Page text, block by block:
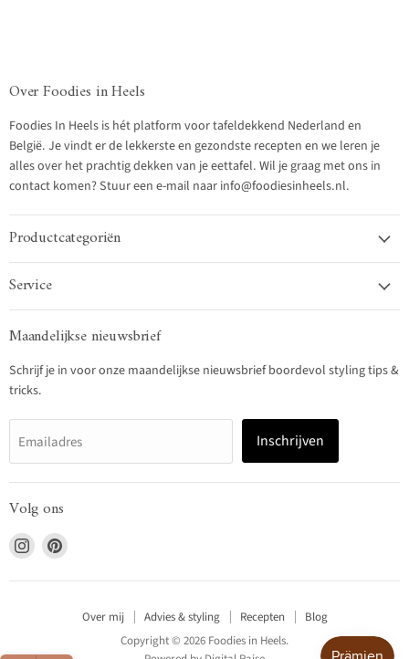
Over Foodies in Heels
Foodies In Heels is hét platform voor tafeldekkend Nederland en
België. Je vindt er de lekkerste en gezondste recepten en we leren je
alles over het prachtig dekken van je eettafel. Wil je graag met ons in
contact komen? Stuur een e-mail naar info@foodiesinheels.nl.
Productcategoriën
Service
Maandelijkse nieuwsbrief
Schrijf je in voor onze maandelijkse nieuwsbrief boordevol styling tips &
tricks.
Emailadres Inschrijven
Volg ons
Vind
ons
op
Vind
op
Over mij Advies & styling Recepten
Blog
Copyright © 2026 Foodies in Heels.